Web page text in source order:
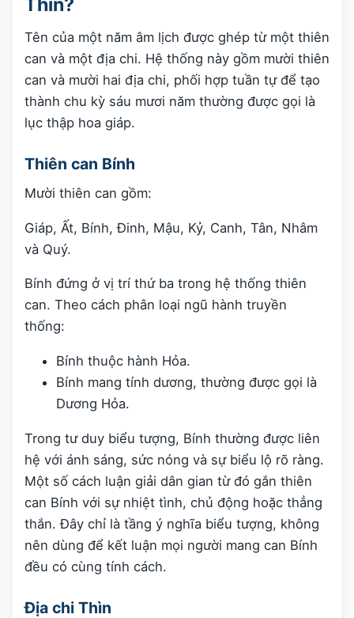
Thìn?
Tên của một năm âm lịch được ghép từ một thiên
can và một địa chi. Hệ thống này gồm mười thiên
can và mười hai địa chi, phối hợp tuần tự để tạo
thành chu kỳ sáu mươi năm thường được gọi là
lục thập hoa giáp.
Thiên can Bính
Mười thiên can gồm:
Giáp, Ất, Bính, Đinh, Mậu, Kỷ, Canh, Tân, Nhâm
và Quý.
Bính đứng ở vị trí thứ ba trong hệ thống thiên
can. Theo cách phân loại ngũ hành truyền
thống:
Bính thuộc hành Hỏa.
Bính mang tính dương, thường được gọi là
Dương Hỏa.
Trong tư duy biểu tượng, Bính thường được liên
hệ với ánh sáng, sức nóng và sự biểu lộ rõ ràng.
Một số cách luận giải dân gian từ đó gắn thiên
can Bính với sự nhiệt tình, chủ động hoặc thẳng
thắn. Đây chỉ là tầng ý nghĩa biểu tượng, không
nên dùng để kết luận mọi người mang can Bính
đều có cùng tính cách.
Địa chi Thìn